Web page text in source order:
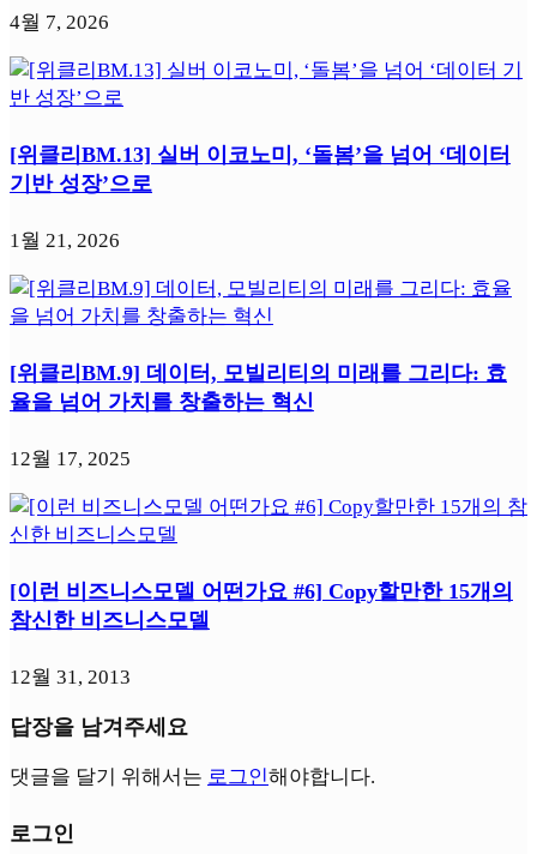
4월 7, 2026
[위클리BM.13] 실버 이코노미, ‘돌봄’을 넘어 ‘데이터
기반 성장’으로
1월 21, 2026
[위클리BM.9] 데이터, 모빌리티의 미래를 그리다: 효
율을 넘어 가치를 창출하는 혁신
12월 17, 2025
[이런 비즈니스모델 어떤가요 #6] Copy할만한 15개의
참신한 비즈니스모델
12월 31, 2013
답장을 남겨주세요
댓글을 달기 위해서는 로그인해야합니다.
로그인